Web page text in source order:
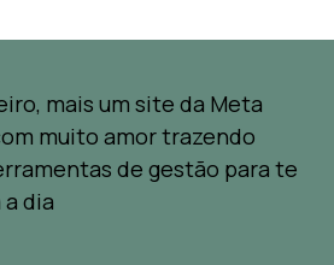
mais um site da Meta
muito amor trazendo
de gestão para te
dia